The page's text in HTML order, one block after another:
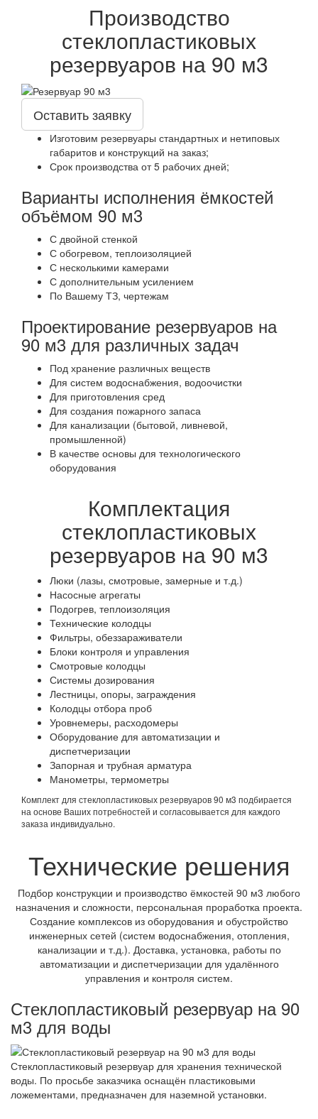
Производство
стеклопластиковых
резервуаров на 90 м3
Оставить заявку
Изготовим резервуары стандартных и нетиповых
габаритов и конструкций на заказ;
Срок производства от 5 рабочих дней;
Варианты исполнения ёмкостей
объёмом 90 м3
С двойной стенкой
С обогревом, теплоизоляцией
С несколькими камерами
С дополнительным усилением
По Вашему ТЗ, чертежам
Проектирование резервуаров на
90 м3 для различных задач
Под хранение различных веществ
Для систем водоснабжения, водоочистки
Для приготовления сред
Для создания пожарного запаса
Для канализации (бытовой, ливневой,
промышленной)
В качестве основы для технологического
оборудования
Комплектация
стеклопластиковых
резервуаров на 90 м3
Люки (лазы, смотровые, замерные и т.д.)
Насосные агрегаты
Подогрев, теплоизоляция
Технические колодцы
Фильтры, обеззараживатели
Блоки контроля и управления
Смотровые колодцы
Системы дозирования
Лестницы, опоры, заграждения
Колодцы отбора проб
Уровнемеры, расходомеры
Оборудование для автоматизации и
диспетчеризации
Запорная и трубная арматура
Манометры, термометры
Комплект для стеклопластиковых резервуаров 90 м3 подбирается
на основе Ваших потребностей и согласовывается для каждого
заказа индивидуально.
Технические решения
Подбор конструкции и производство ёмкостей 90 м3 любого
назначения и сложности, персональная проработка проекта.
Создание комплексов из оборудования и обустройство
инженерных сетей (систем водоснабжения, отопления,
канализации и т.д.). Доставка, установка, работы по
автоматизации и диспетчеризации для удалённого
управления и контроля систем.
Стеклопластиковый резервуар на 90
м3 для воды
Стеклопластиковый резервуар для хранения технической
воды. По просьбе заказчика оснащён пластиковыми
ложементами, предназначен для наземной установки.